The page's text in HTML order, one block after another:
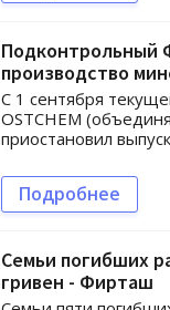
Подконтрольный
производство
С 1 сентября
OSTCHEM
приостановил
Подробнее
Семьи погибших
гривен - Фирташ